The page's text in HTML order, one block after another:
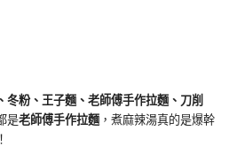
冬粉、王子麵、老師傅手作拉麵、刀削
是老師傅手作拉麵 ，煮麻辣湯真的是爆幹